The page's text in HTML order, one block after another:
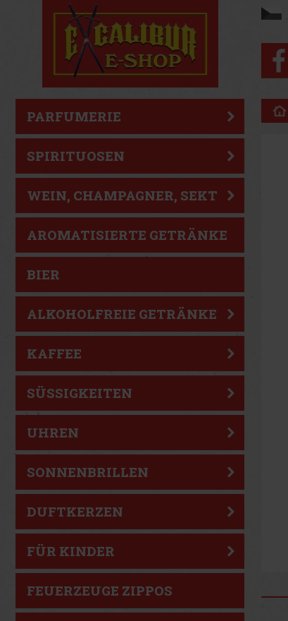
PARFUMERIE
SPIRITUOSEN
WEIN, CHAMPAGNER, SEKT
AROMATISIERTE GETRÄNKE
BIER
ALKOHOLFREIE GETRÄNKE
KAFFEE
SÜSSIGKEITEN
UHREN
SONNENBRILLEN
DUFTKERZEN
FÜR KINDER
FEUERZEUGE ZIPPOS